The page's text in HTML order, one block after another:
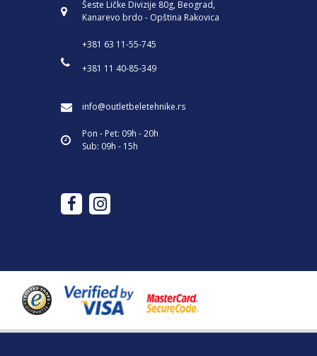
Šeste Ličke Divizije 80g, Beograd,
Kanarevo brdo - Opština Rakovica
+381 63 11-55-745
+381 11 40-85-349
info@outletbeletehnike.rs
Pon - Pet: 09h - 20h
Sub: 09h - 15h